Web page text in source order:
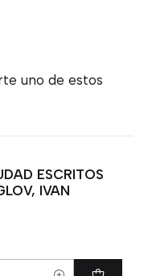
uno de estos
ESCRITOS
IVAN